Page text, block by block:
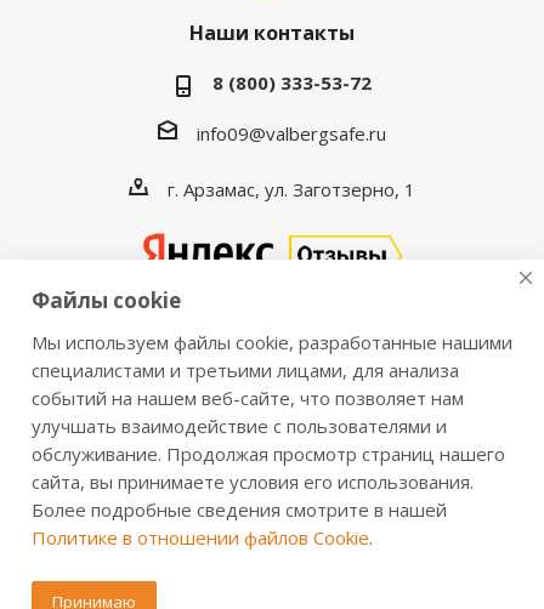
Наши контакты
8 (800) 333-53-72
info09@valbergsafe.ru
г. Арзамас, ул. Заготзерно, 1
2016-2026 © VALBERGSAFE.RU — Интернет-магазин
сейфов Valberg и металлической мебели Практик.
Продажа сейфов для дома и офиса, металлических
шкафов, стеллажей, металлических дверей.
Информация о розничных ценах, технических
характеристиках, наличии на складе носит справочный
характер и не является публичной офертой,
Файлы cookie
Мы используем файлы cookie, разработанные нашими
специалистами и третьими лицами, для анализа
событий на нашем веб-сайте, что позволяет нам
улучшать взаимодействие с пользователями и
обслуживание. Продолжая просмотр страниц нашего
сайта, вы принимаете условия его использования.
Более подробные сведения смотрите в нашей
Политике в отношении файлов Cookie.
Принимаю